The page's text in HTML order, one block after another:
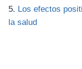
Los efectos
la salud